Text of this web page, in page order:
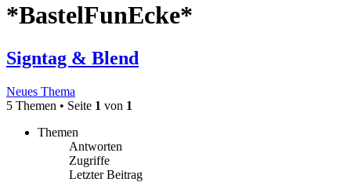
*BastelFunEcke*
Signtag & Blend
Neues Thema
5 Themen • Seite 1 von 1
Themen
Antworten
Zugriffe
Letzter Beitrag